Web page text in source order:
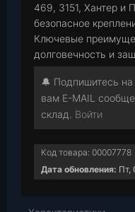
469, 3151, Хантер и
безопасное
Ключевые
долговечность и
🔔 Подпишитесь
вам E-MAIL
склад. Войти
Код товара: 00007778
Дата обновления: Пт,